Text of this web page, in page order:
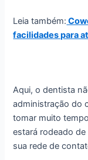
Leia também:
facilidades para
Aqui, o dentista
administração do
tomar muito
estará rodeado
sua rede de